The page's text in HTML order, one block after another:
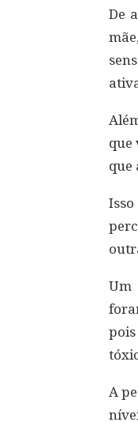
De
que
que
Um
A